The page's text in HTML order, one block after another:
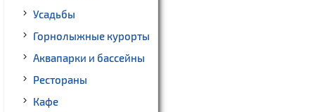
Усадьбы
Горнолыжные курорты
Аквапарки и бассейны
Рестораны
Кафе